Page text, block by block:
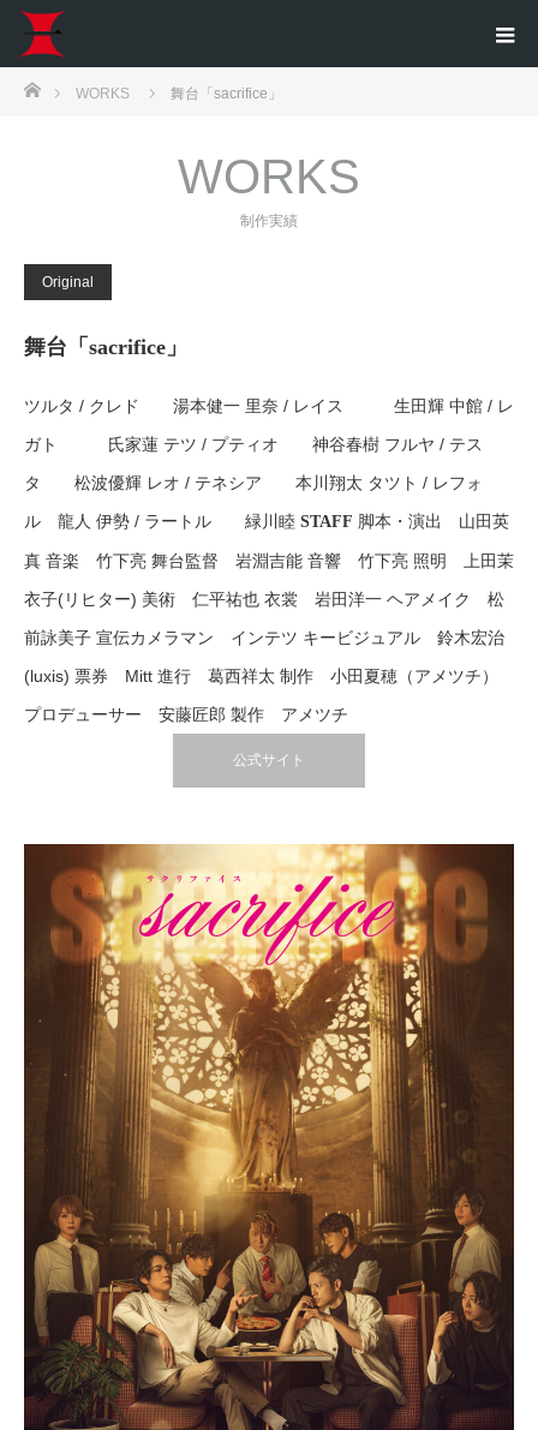
ホームWORKS 舞台「sacrifice」
WORKS
制作実績
Original
舞台「sacrifice」
ツルタ / クレド 湯本健一 里奈 / レイス 生田輝 中館 / レ
ガト 氏家蓮 テツ / プティオ 神谷春樹 フルヤ / テス
タ 松波優輝 レオ / テネシア 本川翔太 タツト / レフォ
ル 龍人 伊勢 / ラートル 緑川睦 STAFF 脚本・演出 山田英
真 音楽 竹下亮 舞台監督 岩淵吉能 音響 竹下亮 照明 上田茉
衣子(リヒター) 美術 仁平祐也 衣裳 岩田洋一 ヘアメイク 松
前詠美子 宣伝カメラマン インテツ キービジュアル 鈴木宏治
(luxis) 票券 Mitt 進行 葛西祥太 制作 小田夏穂（アメツチ）
プロデューサー 安藤匠郎 製作 アメツチ
公式サイト